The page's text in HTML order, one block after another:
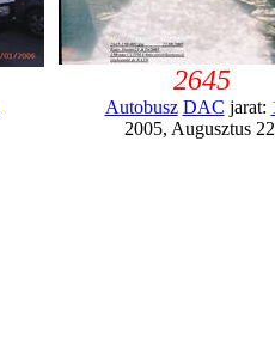
2645
Autobusz DAC jarat:
2005, Augusztus